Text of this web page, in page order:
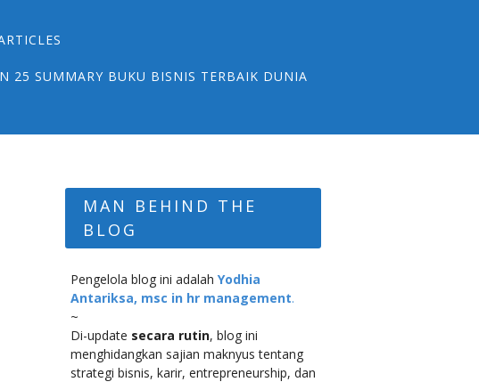
25 SUMMARY BUKU BISNIS TERBAIK DUNIA
MAN BEHIND THE
BLOG
Pengelola blog ini adalah Yodhia
Antariksa, msc in hr management.
~
Di-update secara rutin, blog ini
menghidangkan sajian maknyus tentang
strategi bisnis, karir, entrepreneurship, dan